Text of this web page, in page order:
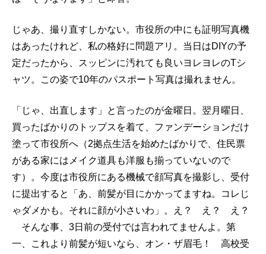
じゃあ、撮り直すしかない。市役所の中にも証明写真機
はあったけれど、私の格好に問題アリ。当日はDIYの予
定だったから、スッピンに汚れても良いヨレヨレのTシ
ャツ。この姿で10年のパスポート写真は撮れません。
「じゃ、出直します」と言ったのが金曜日。翌月曜日、
買ったばかりのトップスを着て、ファンデーションだけ
塗って市役所へ（2拠点生活を始めたばかりで、住民票
がある家にはメイク道具も洋服も揃っていないので
す）。今度は市役所にある機械で顔写真を撮影し、受付
に提出すると「あ、前髪が目にかかってますね。コレじ
ゃダメかも。それに顔が小さいわ」。え？ え？ え？
そんな事、3日前の受付では言われてませんよ。第
一、これより前髪が短いなら、オン・ザ眉毛！ 高校受